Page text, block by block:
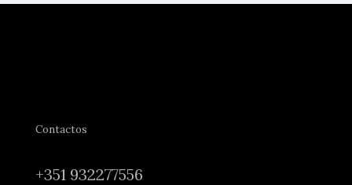
Contactos
+351 932277556